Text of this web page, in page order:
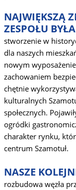
NAJWIĘKSZĄ
ZESPOŁU
stworzenie w
dla naszych
nowym
zachowaniem
chętnie
kulturalnych
społecznych.
ogródki
charakter rynku,
centrum Szamotuł.
NASZE
rozbudowa węzła